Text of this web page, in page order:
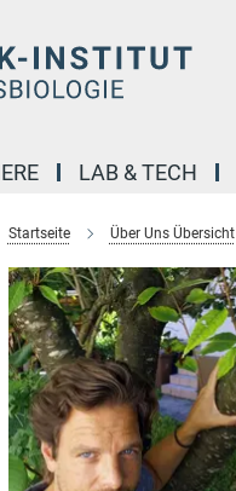
LAB & TECH
Startseite Über Uns Übersicht